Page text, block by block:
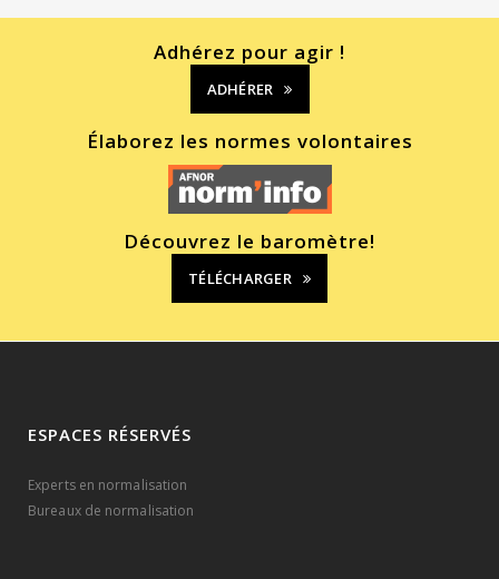
Adhérez pour agir !
ADHÉRER
Élaborez les normes volontaires
Découvrez le baromètre!
TÉLÉCHARGER
ESPACES RÉSERVÉS
Experts en normalisation
Bureaux de normalisation